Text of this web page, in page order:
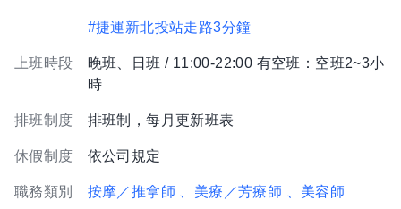
#捷運新北投站走路3分鐘
上班時段
晚班、日班 / 11:00-22:00 有空班：空班2~3小
時
排班制度 排班制，每月更新班表
休假制度 依公司規定
職務類別 按摩／推拿師 、美療／芳療師 、美容師